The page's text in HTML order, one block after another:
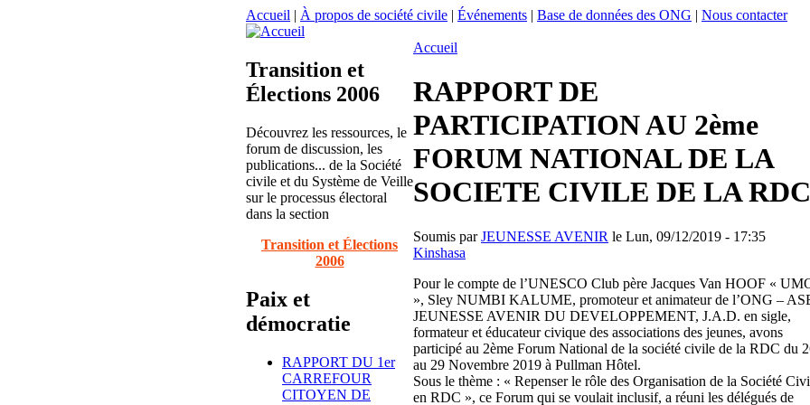
Accueil | À propos de société civile | Événements | Base de données des ONG | Nous contacter
Transition et
Élections 2006
Découvrez les ressources, le
forum de discussion, les
publications... de la Société
civile et du Système de Veille
sur le processus électoral
dans la section
Transition et Élections
2006
Paix et
démocratie
RAPPORT DU 1er
CARREFOUR
CITOYEN DE
Accueil
RAPPORT DE
PARTICIPATION AU 2ème
FORUM NATIONAL DE LA
SOCIETE CIVILE DE LA RDC
Soumis parJEUNESSE AVENIR le Lun, 09/12/2019 - 17:35
Kinshasa
Pour le compte de l’UNESCO Club père Jacques Van HOOF «
», Sley NUMBI KALUME, promoteur et animateur de l’ONG –
JEUNESSE AVENIR DU DEVELOPPEMENT, J.A.D. en sigle,
formateur et éducateur civique des associations des jeunes, avons
participé au 2ème Forum National de la société civile de la RDC du
au 29 Novembre 2019 à Pullman Hôtel.
Sous le thème : « Repenser le rôle des Organisation de la Société
en RDC », ce Forum qui se voulait inclusif, a réuni les délégués de